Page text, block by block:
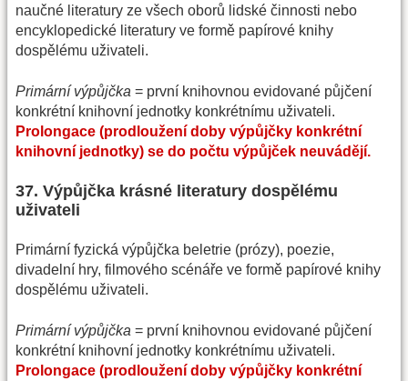
naučné literatury ze všech oborů lidské činnosti nebo
encyklopedické literatury ve formě papírové knihy
dospělému uživateli.
Primární výpůjčka = první knihovnou evidované půjčení
konkrétní knihovní jednotky konkrétnímu uživateli.
Prolongace (prodloužení doby výpůjčky konkrétní
knihovní jednotky) se do počtu výpůjček neuvádějí.
37. Výpůjčka krásné literatury dospělému
uživateli
Primární fyzická výpůjčka beletrie (prózy), poezie,
divadelní hry, filmového scénáře ve formě papírové knihy
dospělému uživateli.
Primární výpůjčka = první knihovnou evidované půjčení
konkrétní knihovní jednotky konkrétnímu uživateli.
Prolongace (prodloužení doby výpůjčky konkrétní